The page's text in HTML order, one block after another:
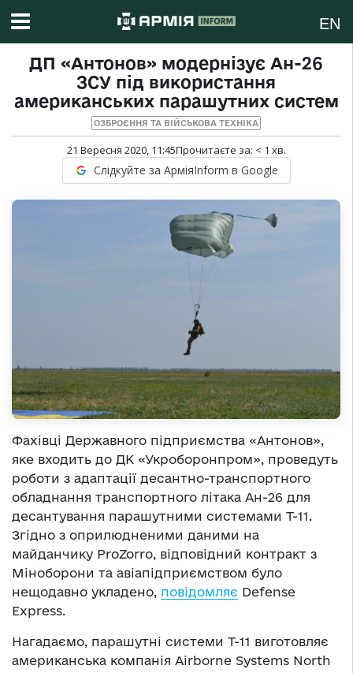
EN
ДП «Антонов» модернізує Ан-26
ЗСУ під використання
американських парашутних систем
ОЗБРОЄННЯ ТА ВІЙСЬКОВА ТЕХНІКА
21 Вересня 2020, 11:45Прочитаєте за: < 1 хв.
Слідкуйте за АрміяInform в Google
Фахівці Державного підприємства «Антонов»,
яке входить до ДК «Укроборонпром», проведуть
роботи з адаптації десантно-транспортного
обладнання транспортного літака Ан-26 для
десантування парашутними системами Т-11.
Згідно з оприлюдненими даними на
майданчику ProZorro, відповідний контракт з
Міноборони та авіапідприємством було
нещодавно укладено, повідомляє Defense
Express.
Нагадаємо, парашутні системи Т-11 виготовляє
американська компанія Airborne Systems North